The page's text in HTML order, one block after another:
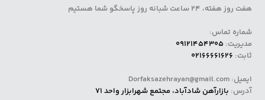
هفت روز هفته، 24 ساعت شبانه روز پاسخگو شما هستیم
شماره تماس:
مدیریت: 09121454305
ثابت: 02166661626
ایمیل: Dorfaksazehrayan@gmail.com
آدرس: بازارآهن شادآباد، مجتمع شهرابزار واحد 71